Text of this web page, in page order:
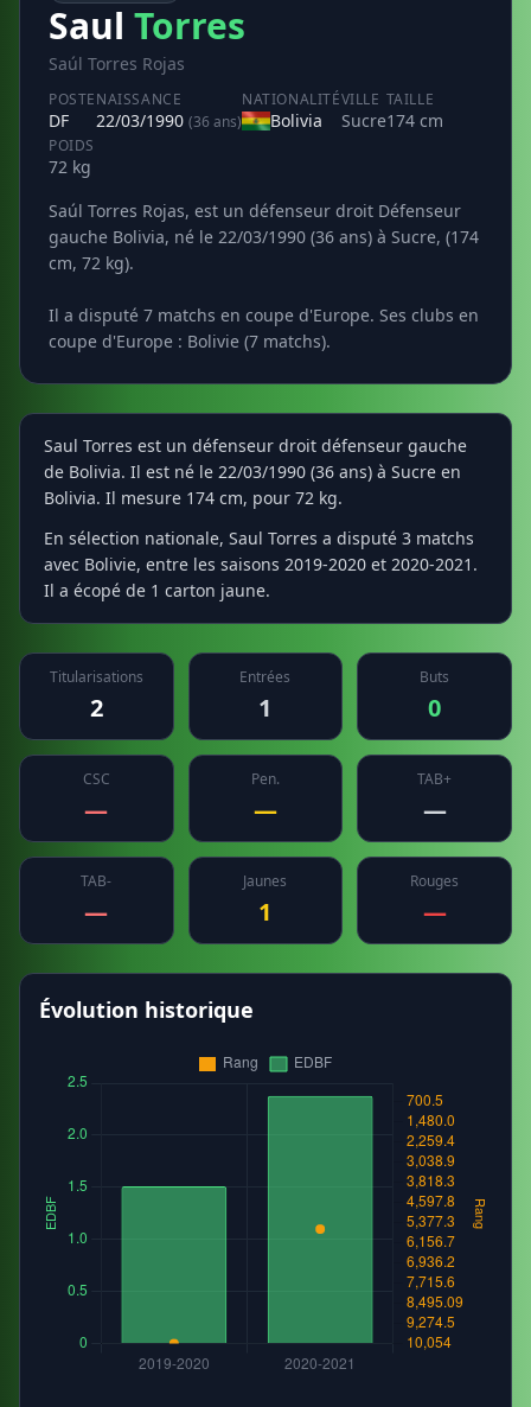
Saul Torres
Saúl Torres Rojas
POSTE
DF
NAISSANCE
22/03/1990 (36 ans)
NATIONALITÉ
Bolivia
VILLE
Sucre
TAILLE
174 cm
POIDS
72 kg
Saúl Torres Rojas, est un défenseur droit Défenseur
gauche Bolivia, né le 22/03/1990 (36 ans) à Sucre, (174
cm, 72 kg).
Il a disputé 7 matchs en coupe d'Europe. Ses clubs en
coupe d'Europe : Bolivie (7 matchs).
Saul Torres est un défenseur droit défenseur gauche
de Bolivia. Il est né le 22/03/1990 (36 ans) à Sucre en
Bolivia. Il mesure 174 cm, pour 72 kg.
En sélection nationale, Saul Torres a disputé 3 matchs
avec Bolivie, entre les saisons 2019-2020 et 2020-2021.
Il a écopé de 1 carton jaune.
Titularisations
2
Entrées
1
Buts
0
CSC
—
Pen.
—
TAB+
—
TAB-
—
Jaunes
1
Rouges
—
Évolution historique